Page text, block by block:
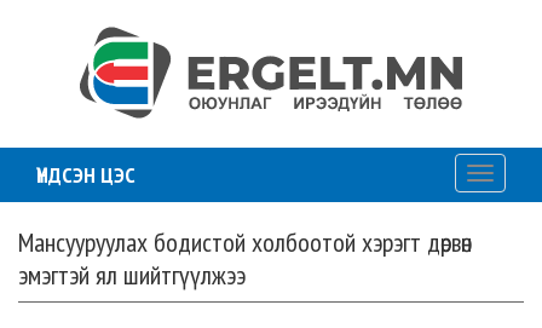
ҮНДСЭН ЦЭС
Toggle
Мансууруулах бодистой холбоотой хэрэгт дөрвөн
эмэгтэй ял шийтгүүлжээ